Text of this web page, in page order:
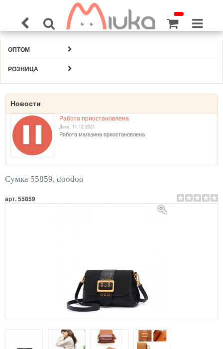
ОПТОМ
РОЗНИЦА
Новости
Работа приостановлена
Дата: 11.12.2021
Работа магазина приостановлена
Сумка 55859, doodoo
арт. 55859